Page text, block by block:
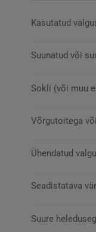
Kasutatud
Suunatud või
Sokli (või muu
Võrgutoitega
Ühendatud
Seadistatava
Suure